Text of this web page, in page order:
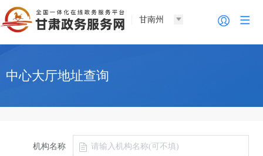
甘南州
中心大厅地址查询
机构名称